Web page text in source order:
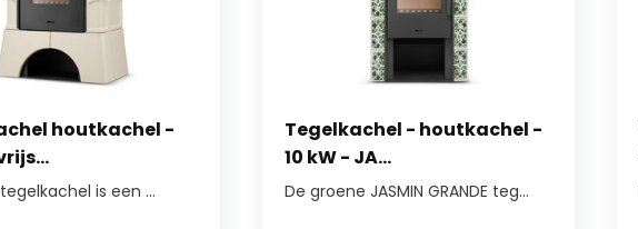
houtkachel -
is een ...
Tegelkachel - houtkachel -
10 kW - JA...
De groene JASMIN GRANDE teg...